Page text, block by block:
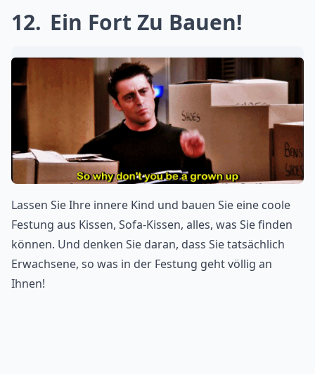
12 Ein Fort Zu Bauen!
Lassen Sie Ihre innere Kind und bauen Sie eine coole
Festung aus Kissen, Sofa-Kissen, alles, was Sie finden
können. Und denken Sie daran, dass Sie tatsächlich
Erwachsene, so was in der Festung geht völlig an
Ihnen!